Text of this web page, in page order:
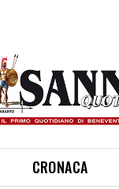
CRONACA